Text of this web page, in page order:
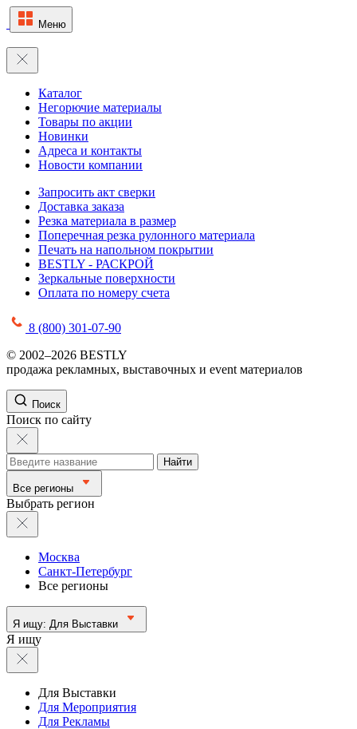
Меню
Каталог
Негорючие материалы
Товары по акции
Новинки
Адреса и контакты
Новости компании
Запросить акт сверки
Доставка заказа
Резка материала в размер
Поперечная резка рулонного материала
Печать на напольном покрытии
BESTLY - РАСКРОЙ
Зеркальные поверхности
Оплата по номеру счета
8 (800) 301-07-90
© 2002–2026 BESTLY
продажа рекламных, выставочных и event материалов
Поиск
Поиск по сайту
Найти
Все регионы
Выбрать регион
Москва
Санкт-Петербург
Все регионы
Я ищу: Для Выставки
Я ищу
Для Выставки
Для Мероприятия
Для Рекламы